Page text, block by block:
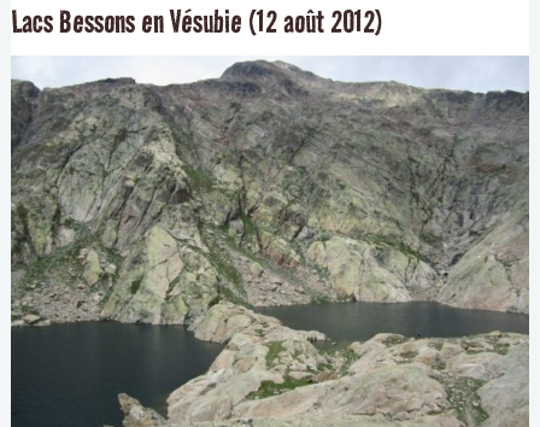
Lacs Bessons en Vésubie (12 août 2012)